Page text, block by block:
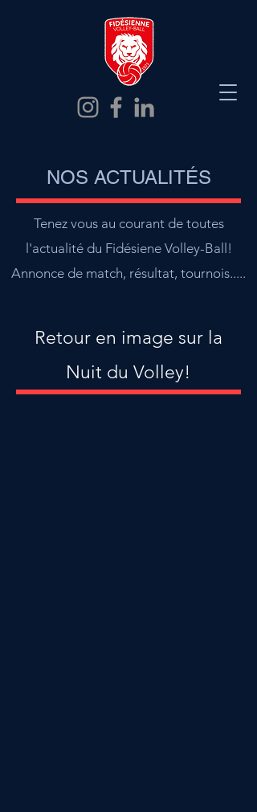
NOS ACTUALITÉS
Tenez vous au courant de toutes
l'actualité du Fidésiene Volley-Ball!
Annonce de match, résultat, tournois.....
Retour en image sur la
Nuit du Volley!